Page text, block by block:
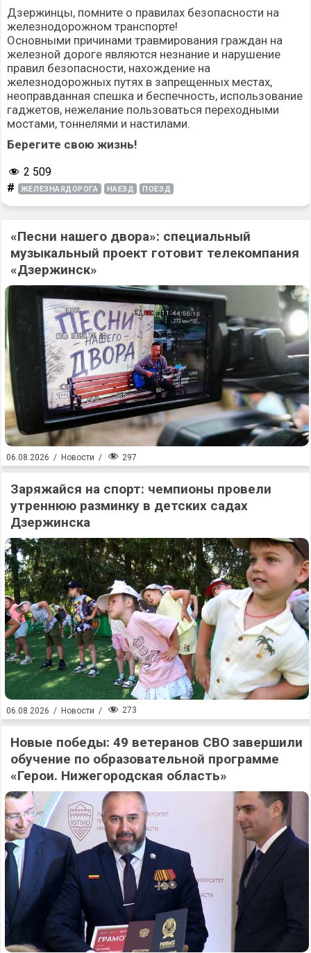
Дзержинцы, помните о правилах безопасности на
железнодорожном транспорте!
Основными причинами травмирования граждан на
железной дороге являются незнание и нарушение
правил безопасности, нахождение на
железнодорожных путях в запрещенных местах,
неоправданная спешка и беспечность, использование
гаджетов, нежелание пользоваться переходными
мостами, тоннелями и настилами.
Берегите свою жизнь!
2 509
# ЖЕЛЕЗНАЯДОРОГА НАЕЗД ПОЕЗД
«Песни нашего двора»: специальный
музыкальный проект готовит телекомпания
«Дзержинск»
06.08.2026 / Новости / 297
Заряжайся на спорт: чемпионы провели
утреннюю разминку в детских садах
Дзержинска
06.08.2026 / Новости / 273
Новые победы: 49 ветеранов СВО завершили
обучение по образовательной программе
«Герои. Нижегородская область»